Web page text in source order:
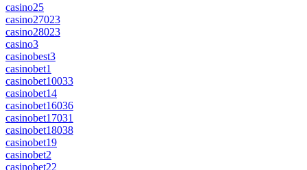
casino25
casino27023
casino28023
casino3
casinobest3
casinobet1
casinobet10033
casinobet14
casinobet16036
casinobet17031
casinobet18038
casinobet19
casinobet2
casinobet22